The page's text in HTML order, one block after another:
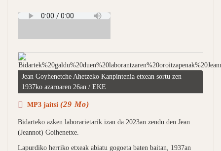
Jean Goyhenetche Ahetzeko Kanpintenia etxean sortu zen
1937ko azaroaren 26an / EKE
MP3 jaitsi (29 Mo)
Bidarteko azken laborarietarik izan da 2023an zendu den Jean
(Jeannot) Goihenetxe.
Lapurdiko herriko etxeak abiatu gogoeta baten baitan, 1937an